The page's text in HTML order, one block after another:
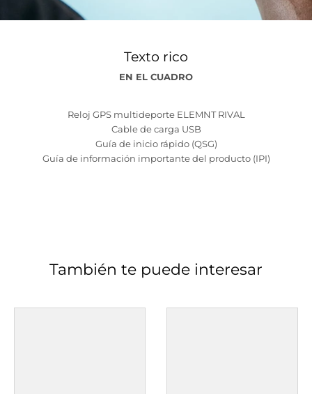
Texto rico
EN EL CUADRO
Reloj GPS multideporte ELEMNT RIVAL
Cable de carga USB
Guía de inicio rápido (QSG)
Guía de información importante del producto (IPI)
También te puede interesar